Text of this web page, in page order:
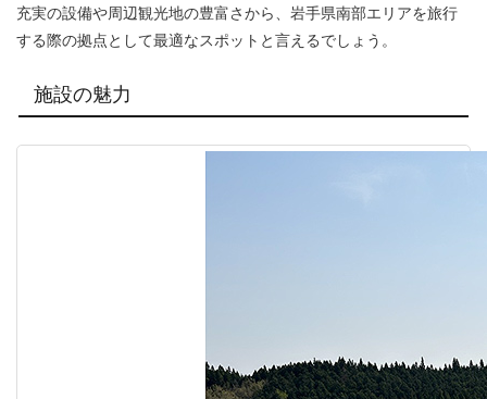
充実の設備や周辺観光地の豊富さから、岩手県南部エリアを旅行
する際の拠点として最適なスポットと言えるでしょう。
施設の魅力